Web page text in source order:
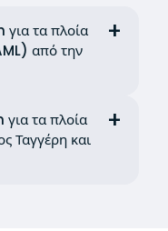
για τα πλοία
από την
για τα πλοία
Ταγγέρη και